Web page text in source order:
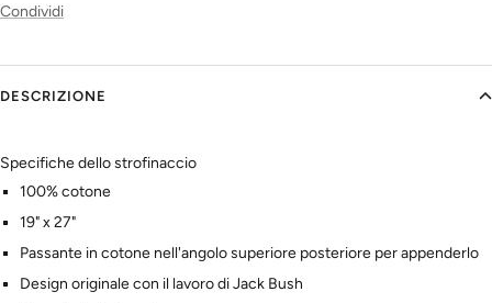
Condividi
DESCRIZIONE
Specifiche dello strofinaccio
100% cotone
19" x 27"
Passante in cotone nell'angolo superiore posteriore per appenderlo
Design originale con il lavoro di Jack Bush